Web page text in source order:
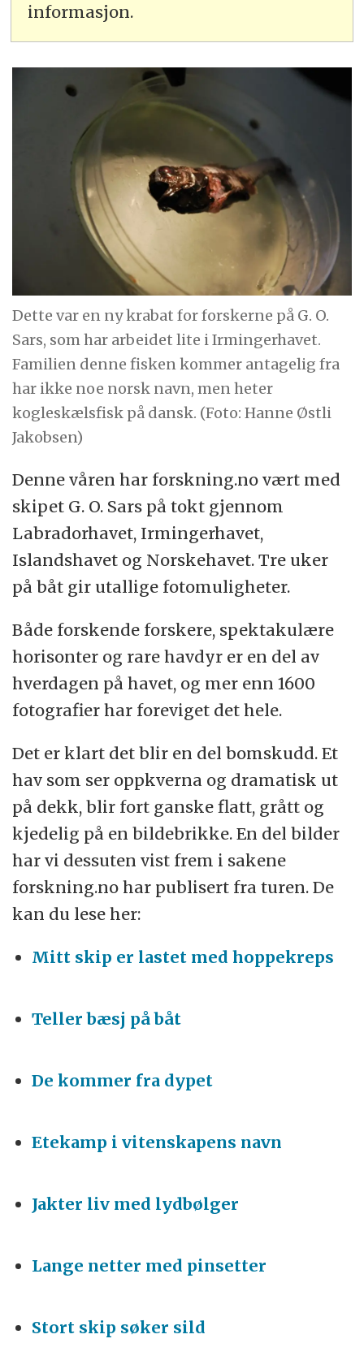
informasjon.
Dette var en ny krabat for forskerne på G. O.
Sars, som har arbeidet lite i Irmingerhavet.
Familien denne fisken kommer antagelig fra
har ikke noe norsk navn, men heter
kogleskælsfisk på dansk. (Foto: Hanne Østli
Jakobsen)
Denne våren har forskning.no vært med
skipet G. O. Sars på tokt gjennom
Labradorhavet, Irmingerhavet,
Islandshavet og Norskehavet. Tre uker
på båt gir utallige fotomuligheter.
Både forskende forskere, spektakulære
horisonter og rare havdyr er en del av
hverdagen på havet, og mer enn 1600
fotografier har foreviget det hele.
Det er klart det blir en del bomskudd. Et
hav som ser oppkverna og dramatisk ut
på dekk, blir fort ganske flatt, grått og
kjedelig på en bildebrikke. En del bilder
har vi dessuten vist frem i sakene
forskning.no har publisert fra turen. De
kan du lese her:
Mitt skip er lastet med hoppekreps
Teller bæsj på båt
De kommer fra dypet
Etekamp i vitenskapens navn
Jakter liv med lydbølger
Lange netter med pinsetter
Stort skip søker sild